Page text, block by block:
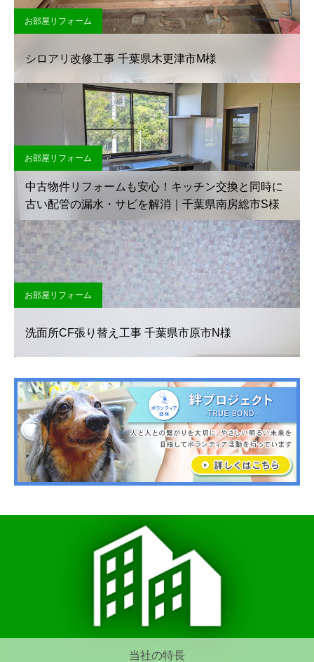
お部屋リフォーム
シロアリ改修工事 千葉県木更津市M様
お部屋リフォーム
中古物件リフォームも安心！キッチン交換と同時に
古い配管の漏水・サビを解消｜千葉県南房総市S様
お部屋リフォーム
洗面所CF張り替え工事 千葉県市原市N様
当社の特長